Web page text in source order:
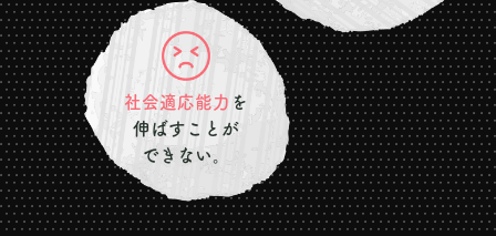
社会適応能力 を
伸ばすことが
できない。